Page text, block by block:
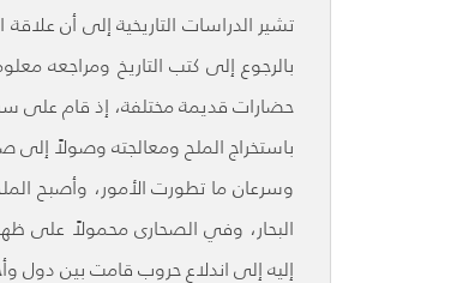
تشير الدراسات التاريخية إلى أن
بالرجوع إلى كتب التاريخ ومراجعه
حضارات قديمة مختلفة، إذ قام على
باستخراج الملح ومعالجته وصولاً إلى
وسرعان ما تطورت الأمور، وأصبح
البحار، وفي الصحارى محمولاً على
إليه إلى اندلاع حروب قامت بين دول